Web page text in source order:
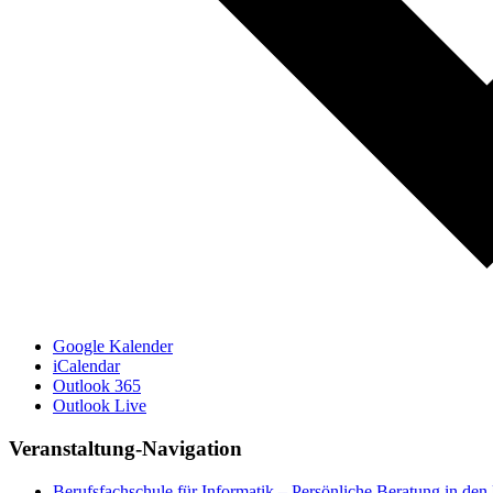
Google Kalender
iCalendar
Outlook 365
Outlook Live
Veranstaltung-Navigation